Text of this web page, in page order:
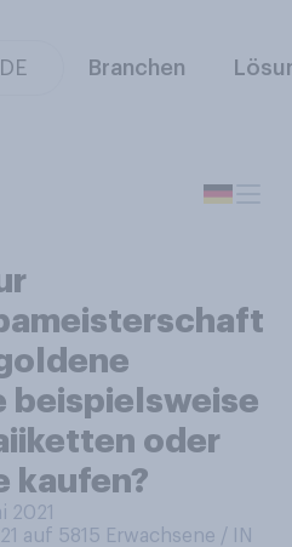
DE Branchen
beispielsweise
oder
kaufen?
2021
auf 5815 Erwachsene / IN